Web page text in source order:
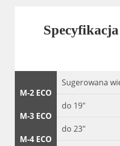
M-2 ECO
M-3 ECO
M-4 ECO
Sugerowana
do 19″
do 23″